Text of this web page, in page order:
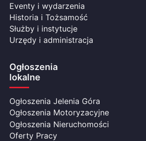
Eventy i wydarzenia
Historia i Tożsamość
Służby i instytucje
Urzędy i administracja
Ogłoszenia
lokalne
Ogłoszenia Jelenia Góra
Ogłoszenia Motoryzacyjne
Ogłoszenia Nieruchomości
Oferty Pracy